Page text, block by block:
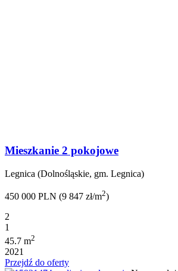
Mieszkanie 2 pokojowe
Legnica (Dolnośląskie, gm. Legnica)
450 000 PLN (9 847 zł/m2)
2
1
45.7 m2
2021
Przejdź do oferty